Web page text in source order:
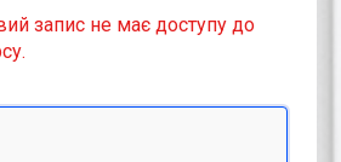
запис не має доступу до